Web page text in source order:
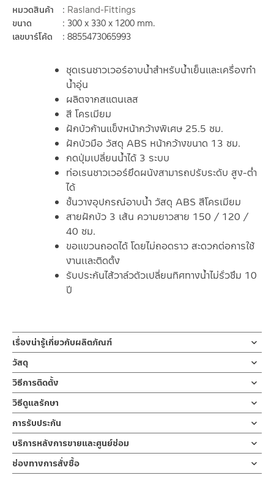
ชุดเรนชาวเวอร์อาบน้ำสำหรับน้ำเย็นและเครื่องทำ
น้ำอุ่น
ผลิตจากสแตนเลส
สี โครเมียม
ฝักบัวก้านแข็งหน้ากว้างพิเศษ 25.5 ซม.
ฝักบัวมือ วัสดุ ABS หน้ากว้างขนาด 13 ซม.
กดปุ่มเปลี่ยนน้ำได้ 3 ระบบ
ท่อเรนชาวเวอร์ยึดผนังสามารถปรับระดับ สูง-ต่ำ
ได้
ชั้นวางอุปกรณ์อาบน้ำ วัสดุ ABS สีโครเมียม
สายฝักบัว 3 เส้น ความยาวสาย 150 / 120 /
40 ซม.
ขอแขวนถอดได้ โดยไม่ถอดราว สะดวกต่อการใช้
งานเเละติดตั้ง
รับประกันไส้วาล์วตัวเปลี่ยนทิศทางน้ำไม่รั่วซึม 10
ปี
หมวดสินค้า
Rasland-Fittings
ขนาด
300 x 330 x 1200 mm.
เลขบาร์โค้ด
8855473065993
เรื่องน่ารู้เกี่ยวกับผลิตภัณฑ์
เรนชาวเวอร์ หรือ ฝักบัวอาบน้ำแบบท่อยาว ใช้กับเครื่องทำน้ำอุ่นหรือ
น้ำเย็น ติดตั้งแบบ 2 ท่อ สแตนเลสเกรด 304
สีโครเมียม เงางามทั้งชุด มาพร้อมฝักบัวก้านแข็ง/ฝักบัวด้านบน ทาง
กลม ขนาดกว้างพิเศษ 25.5 ซม.
และฝักบัวมือขนาด 13 ซม. มีปุ่มเปลี่ยนระบบน้ำ 3 ระบบ มาพร้อมสาย
ฝักบัวยาว 3 เส้น ขนาด 150/120/40 ซม.
สามารถเปลี่ยนทิศทางน้ำระหว่าง ฝักบัวมือ และ ฝักบัวด้านบน ให้
ทำงานแบบน้ำไหลพร้อมกัน หรือ สลับกันได้
ชุดเรนชาวเวอร์ ออกแบบสไตล์ให้ใช้งานง่าย สะดวก พร้อมหิ้งวาง
ของแบบมีที่พักฝักบัวขอแขวนถอดได้ โดยไม่ถอดราว
วัสดุ
ท่อเรนชาวเวอร์
ผลิตจากแสตนเลส
หัวฝักบัวก้านแข็ง
ผลิตจากพลาสติก ABS
ฝักบัวมือ
ผลิตจากพลาสติก ABS
วิธีการติดตั้ง
ข้อแนะนำในการติดตั้ง
ฝักบัว และ ชุดสายฉีดชำระ
สำหรับการติดตั้งใหม่ ให้ไล่ฝุ่น เศษทราย เศษท่อ ออกจากท่อน้ำก่อนติด
ตั้งสินค้า โดยปล่อยน้ำให้ไหลออกจากท่อนาน 1 นาที เพื่อให้แรงน้ำพัด
พาเศษละอองต่างๆ
ออกจากท่อน้ำ มิเช่นนั้นสิ่งสกปรกจะเข้าไปภายในสินค้าและสร้างความ
เสียหายได้ หากตรวจพบเศษละอองต่างๆในสินค้า จะไม่อยู่ในเงื่อนไข
วิธีดูแลรักษา
คำแนะนำในการดูแลรักษาผลิตภัณฑ์
1. ไม่ทำสินค้าให้เกิดความเสียหายอื่น ๆ นอกจากการใช้งานปกติ เช่นไม่
ทำตก ไม่งัดหรือโยกสินค้าแรงๆ
2. ทำความสะอาดสินค้าโดยการใช้ผ้านุ่มๆชุบน้ำหมาดๆแล้วเช็ดให้แห้ง
3. ห้ามใช้สารเคมีที่มีฤทธิ์เป็นกรด ในการทำความสะอาด เนื่องจากผิว
การรับประกัน
รับประกันไส้วาล์วตัวเปลี่ยนทิศทางน้ำ ไม่รั่วซึม 10 ปี
บริการหลังการขายและศูนย์ซ่อม
ช่องทางออนไลน์
– Email: contact@charnpaiboon.com
ช่องทางการสั่งซื้อ